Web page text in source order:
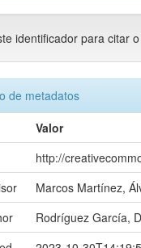
identificador para citar
de metadatos
Valor
http://
Marcos Martínez,
Rodríguez García,